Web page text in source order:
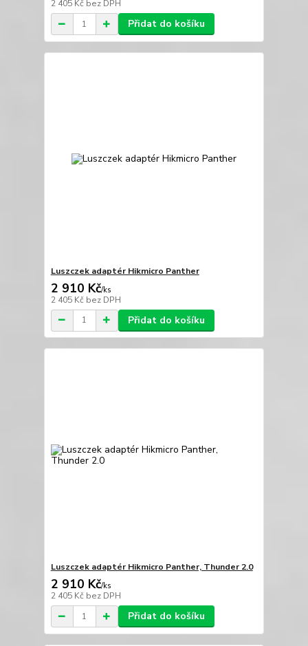
2 405 Kč bez DPH
Přidat do košíku
Luszczek adaptér Hikmicro Panther
2 910 Kč/ks
2 405 Kč bez DPH
Přidat do košíku
Luszczek adaptér Hikmicro Panther, Thunder 2.0
2 910 Kč/ks
2 405 Kč bez DPH
Přidat do košíku